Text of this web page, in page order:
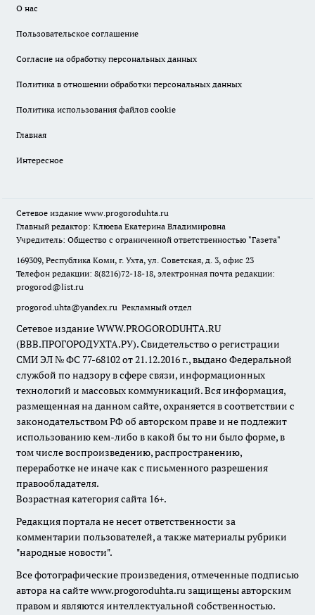
О нас
Пользовательское соглашение
Согласие на обработку персональных данных
Политика в отношении обработки персональных данных
Политика использования файлов cookie
Главная
Интересное
Сетевое издание www.progoroduhta.ru
Главный редактор: Клюева Екатерина Владимировна
Учредитель: Общество с ограниченной ответственностью "Газета"
169309, Республика Коми, г. Ухта, ул. Советская, д. 3, офис 23
Телефон редакции: 8(8216)72-18-18, электронная почта редакции:
progorod@list.ru
progorod.uhta@yandex.ru Рекламный отдел
Сетевое издание WWW.PROGORODUHTA.RU
(ВВВ.ПРОГОРОДУХТА.РУ). Свидетельство о регистрации
СМИ ЭЛ № ФС 77-68102 от 21.12.2016 г., выдано Федеральной
службой по надзору в сфере связи, информационных
технологий и массовых коммуникаций. Вся информация,
размещенная на данном сайте, охраняется в соответствии с
законодательством РФ об авторском праве и не подлежит
использованию кем-либо в какой бы то ни было форме, в
том числе воспроизведению, распространению,
переработке не иначе как с письменного разрешения
правообладателя.
Возрастная категория сайта 16+.
Редакция портала не несет ответственности за
комментарии пользователей, а также материалы рубрики
"народные новости".
Все фотографические произведения, отмеченные подписью
автора на сайте www.progoroduhta.ru защищены авторским
правом и являются интеллектуальной собственностью.